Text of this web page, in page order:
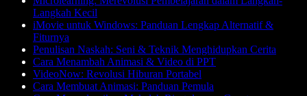
Langkah Kecil
iMovie untuk Windows: Panduan Lengkap Alternatif &
Fiturnya
Penulisan Naskah: Seni & Teknik Menghidupkan Cerita
Cara Menambah Animasi & Video di PPT
VideoNow: Revolusi Hiburan Portabel
Cara Membuat Animasi: Panduan Pemula